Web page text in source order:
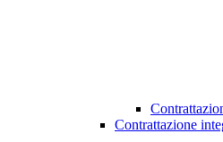
Contrattazione